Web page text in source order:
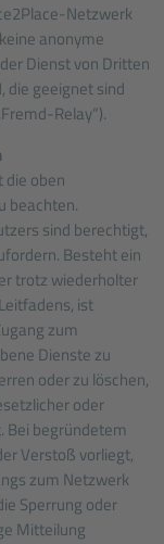
Netzwerk
anonyme
Dienst von Dritten
die geeignet sind
Relay“).
die oben
beachten.
sind berechtigt,
Besteht ein
trotz wiederholter
ist
zum
Dienste zu
oder zu löschen,
oder
Bei begründetem
Verstoß vorliegt,
zum Netzwerk
Sperrung oder
Mitteilung